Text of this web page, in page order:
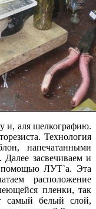
и, аля шелкографию.
Технология
напечатанными
Далее засвечиваем и
помощью ЛУТ`а. Эта
расположение
пленки, так
самый белый слой,